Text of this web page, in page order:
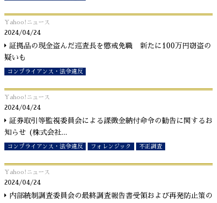
Yahoo!ニュース
2024/04/24
証拠品の現金盗んだ巡査長を懲戒免職 新たに100万円窃盗の
疑いも
コンプライアンス・法令違反
Yahoo!ニュース
2024/04/24
証券取引等監視委員会による課徴金納付命令の勧告に関するお
知らせ (株式会社...
コンプライアンス・法令違反 フォレンジック 不正調査
Yahoo!ニュース
2024/04/24
内部統制調査委員会の最終調査報告書受領および再発防止策の